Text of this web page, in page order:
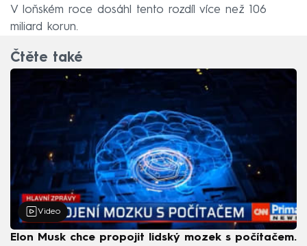
V loňském roce dosáhl tento rozdíl více než 106
miliard korun.
Čtěte také
Video
Elon Musk chce propojit lidský mozek s počítačem.